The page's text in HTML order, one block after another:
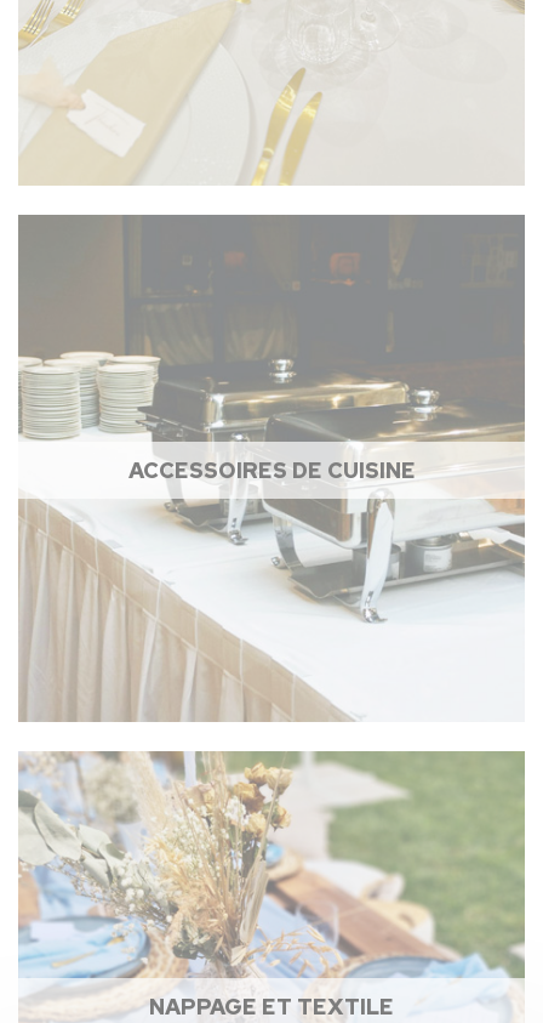
ACCESSOIRES DE CUISINE
NAPPAGE ET TEXTILE